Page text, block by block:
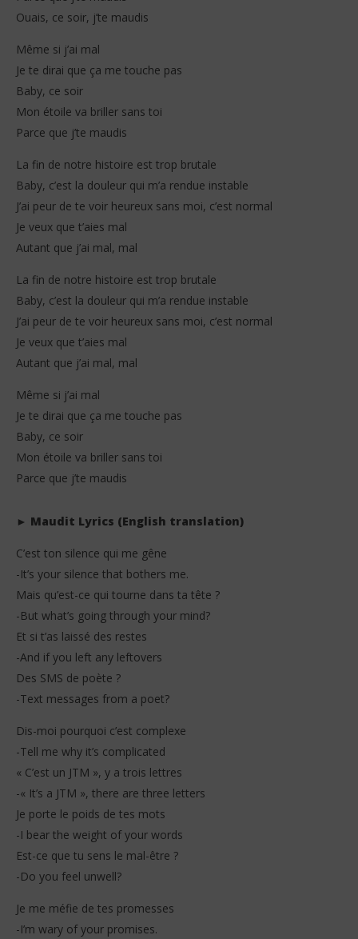
Ouais, ce soir, j’te maudis
Même si j’ai mal
Je te dirai que ça me touche pas
Baby, ce soir
Mon étoile va briller sans toi
Parce que j’te maudis
La fin de notre histoire est trop brutale
Baby, c’est la douleur qui m’a rendue instable
J’ai peur de te voir heureux sans moi, c’est normal
Je veux que t’aies mal
Autant que j’ai mal, mal
La fin de notre histoire est trop brutale
Baby, c’est la douleur qui m’a rendue instable
J’ai peur de te voir heureux sans moi, c’est normal
Je veux que t’aies mal
Autant que j’ai mal, mal
Même si j’ai mal
Je te dirai que ça me touche pas
Baby, ce soir
Mon étoile va briller sans toi
Parce que j’te maudis
► Maudit Lyrics (English translation)
C’est ton silence qui me gêne
-It’s your silence that bothers me.
Mais qu’est-ce qui tourne dans ta tête ?
-But what’s going through your mind?
Et si t’as laissé des restes
-And if you left any leftovers
Des SMS de poète ?
-Text messages from a poet?
Dis-moi pourquoi c’est complexe
-Tell me why it’s complicated
« C’est un JTM », y a trois lettres
-« It’s a JTM », there are three letters
Je porte le poids de tes mots
-I bear the weight of your words
Est-ce que tu sens le mal-être ?
-Do you feel unwell?
Je me méfie de tes promesses
-I’m wary of your promises.